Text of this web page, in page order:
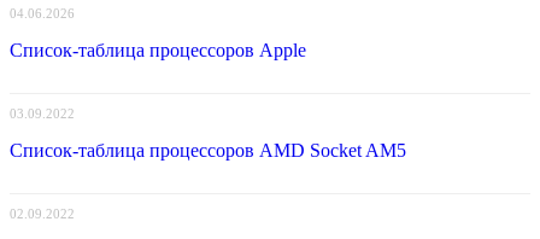
04.06.2026
Список-таблица процессоров Apple
03.09.2022
Список-таблица процессоров AMD Socket AM5
02.09.2022